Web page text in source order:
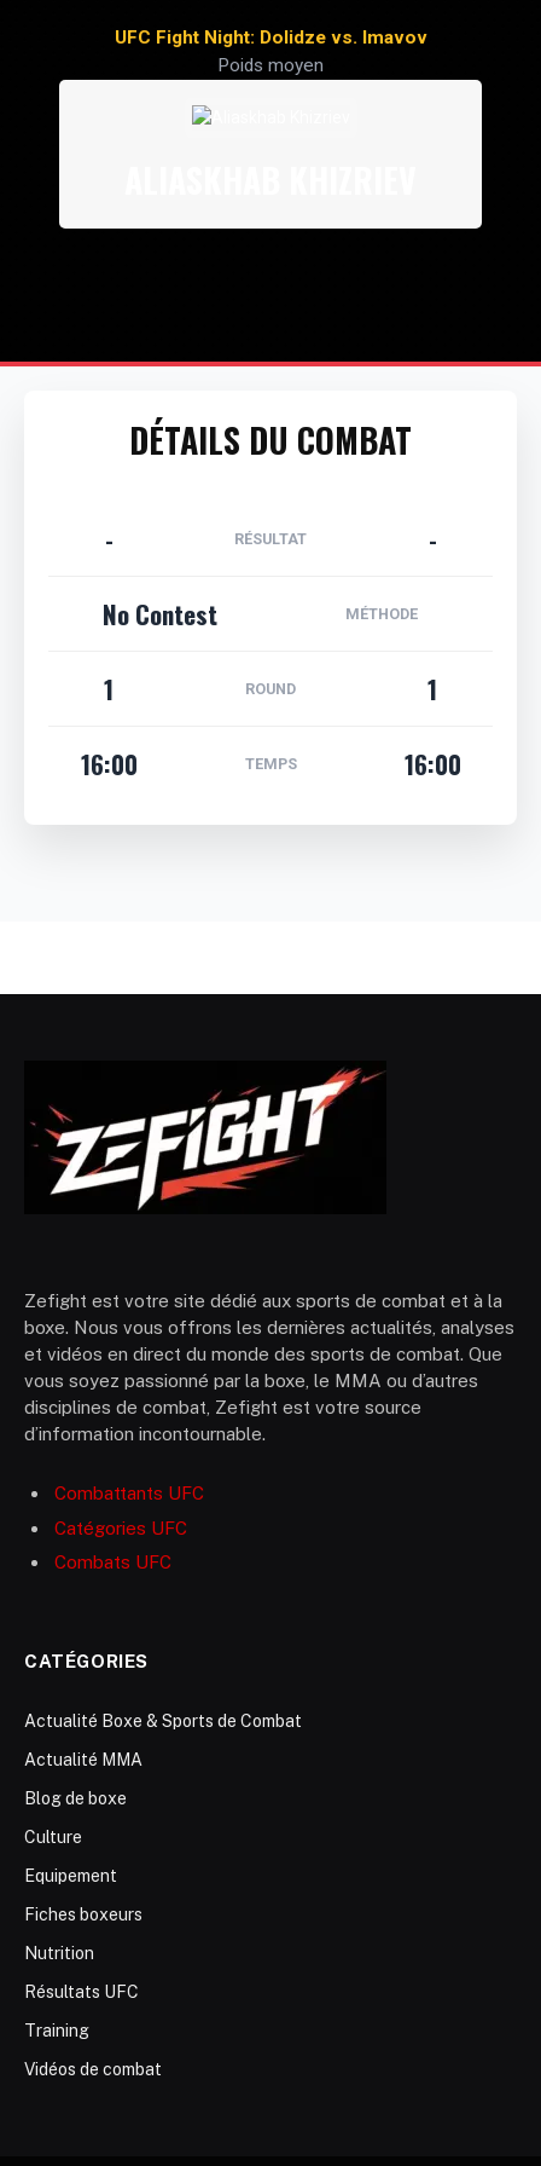
UFC Fight Night: Dolidze vs. Imavov
Poids moyen
DÉTAILS DU COMBAT
- RÉSULTAT
-
No Contest
MÉTHODE
1 ROUND
1
16:00
TEMPS 16:00
Zefight est votre site dédié aux sports de combat et à la
boxe. Nous vous offrons les dernières actualités, analyses
et vidéos en direct du monde des sports de combat. Que
vous soyez passionné par la boxe, le MMA ou d’autres
disciplines de combat, Zefight est votre source
d’information incontournable.
Combattants UFC
Catégories UFC
Combats UFC
CATÉGORIES
Actualité Boxe & Sports de Combat
Actualité MMA
Blog de boxe
Culture
Equipement
Fiches boxeurs
Nutrition
Résultats UFC
Training
Vidéos de combat